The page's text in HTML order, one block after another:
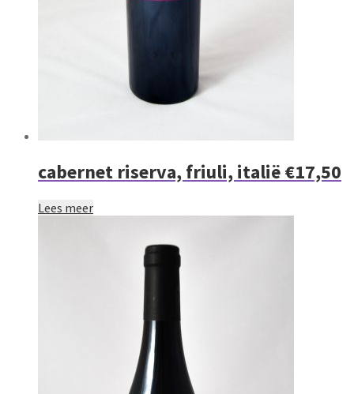
cabernet riserva, friuli, italië €17,50
Lees meer